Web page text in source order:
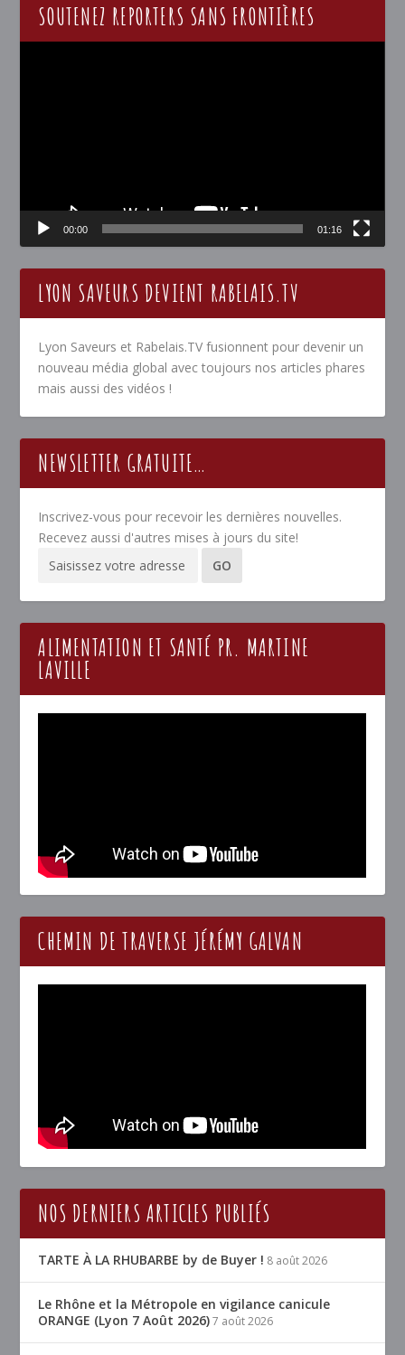
SOUTENEZ REPORTERS SANS FRONTIÈRES
00:00 01:16
LYON SAVEURS DEVIENT RABELAIS.TV
Lyon Saveurs et Rabelais.TV fusionnent pour devenir un
nouveau média global avec toujours nos articles phares
mais aussi des vidéos !
NEWSLETTER GRATUITE…
Inscrivez-vous pour recevoir les dernières nouvelles.
Recevez aussi d'autres mises à jours du site!
ALIMENTATION ET SANTÉ PR. MARTINE
LAVILLE
CHEMIN DE TRAVERSE JÉRÉMY GALVAN
NOS DERNIERS ARTICLES PUBLIÉS
TARTE À LA RHUBARBE by de Buyer ! 8 août 2026
Le Rhône et la Métropole en vigilance canicule
ORANGE (Lyon 7 Août 2026) 7 août 2026